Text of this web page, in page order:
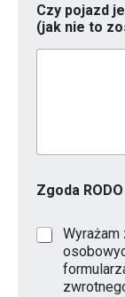
Czy pojazd
(jak nie to
Zgoda RODO